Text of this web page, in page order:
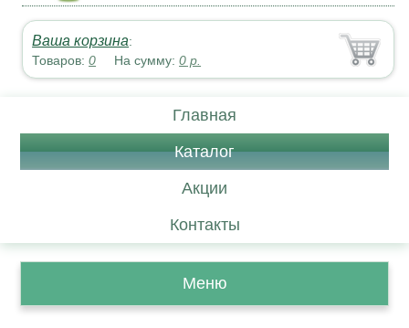
Ваша корзина:
Товаров:0 На сумму:0 р.
Главная
Каталог
Акции
Контакты
Меню